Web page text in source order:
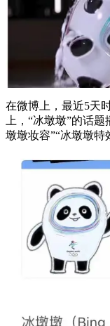
在微博上，最近5天
上，“冰墩墩”的话
墩墩妆容”“冰墩墩特